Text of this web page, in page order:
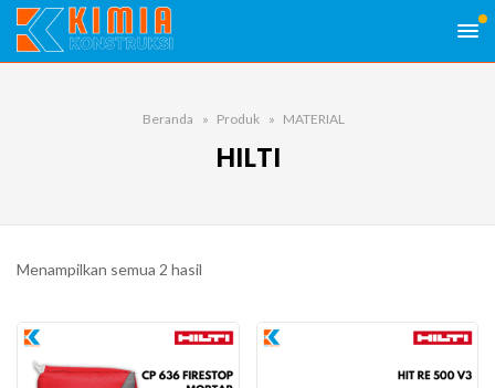
Beranda Produk MATERIAL
HILTI
Menampilkan semua 2 hasil